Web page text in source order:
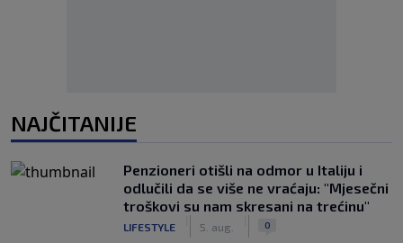
NAJČITANIJE
Penzioneri otišli na odmor u Italiju i
odlučili da se više ne vraćaju: "Mjesečni
troškovi su nam skresani na trećinu"
LIFESTYLE 5. aug. 0